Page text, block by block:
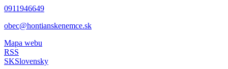
0911946649
obec@hontianskenemce.sk
Mapa webu
RSS
SKSlovensky